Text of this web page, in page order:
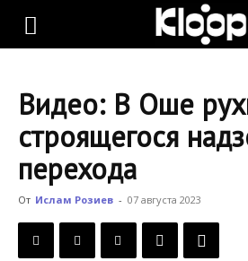
KLOOP.KG
Новости
Кыргызстана
Видео: В Оше
строящегося
перехода
От Ислам Розиев - 07 августа 2023